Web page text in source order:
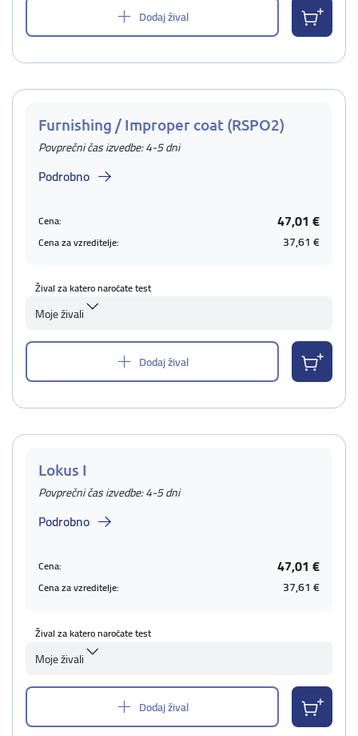
Dodaj žival
Furnishing / Improper coat (RSPO2)
Povprečni čas izvedbe: 4-5 dni
Podrobno
Cena: 47,01 €
Cena za vzreditelje: 37,61 €
Žival za katero naročate test
Moje živali
Dodaj žival
Lokus I
Povprečni čas izvedbe: 4-5 dni
Podrobno
Cena: 47,01 €
Cena za vzreditelje: 37,61 €
Žival za katero naročate test
Moje živali
Dodaj žival